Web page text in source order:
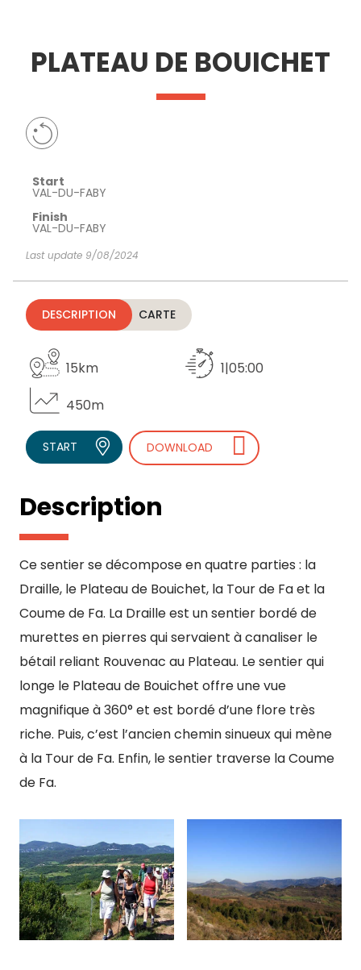
ESSENTIAL
AND
DO
INSPIRATIONS AGENDA
PLATEAU DE BOUICHET
Start
VAL-DU-FABY
Finish
VAL-DU-FABY
Last update 9/08/2024
DESCRIPTION CARTE
15km
1|05:00
450m
START DOWNLOAD
Description
Ce sentier se décompose en quatre parties : la
Draille, le Plateau de Bouichet, la Tour de Fa et la
Coume de Fa. La Draille est un sentier bordé de
murettes en pierres qui servaient à canaliser le
bétail reliant Rouvenac au Plateau. Le sentier qui
longe le Plateau de Bouichet offre une vue
magnifique à 360° et est bordé d’une flore très
riche. Puis, c’est l’ancien chemin sinueux qui mène
à la Tour de Fa. Enfin, le sentier traverse la Coume
de Fa.